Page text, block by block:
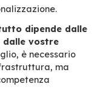
posta
controllo, una
e una
l’IS:
richiede di
e di